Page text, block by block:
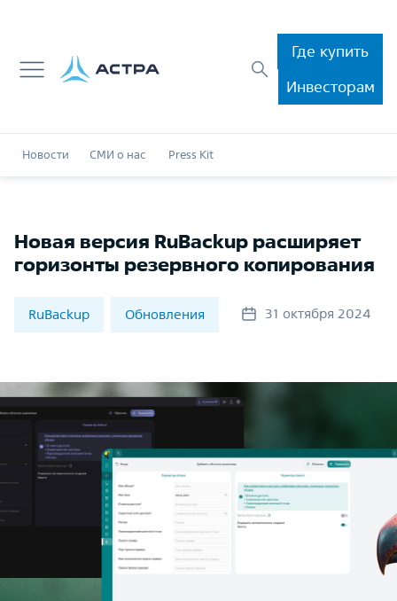
Где купить
Инвесторам
Новости СМИ о нас Press Kit
Новая версия RuBackup расширяет
горизонты резервного копирования
RuBackup Обновления 31 октября 2024